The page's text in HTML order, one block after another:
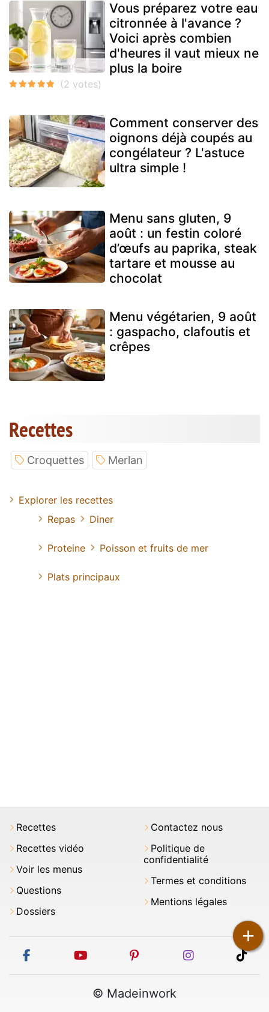
+
Vous préparez votre eau
citronnée à l'avance ?
Voici après combien
d'heures il vaut mieux ne
plus la boire
Comment conserver des
oignons déjà coupés au
congélateur ? L'astuce
ultra simple !
Menu sans gluten, 9
août : un festin coloré
d’œufs au paprika, steak
tartare et mousse au
chocolat
Menu végétarien, 9 août
: gaspacho, clafoutis et
crêpes
Recettes
Croquettes Merlan
Explorer les recettes
Repas
Diner
Proteine Poisson et fruits de mer
Plats principaux
Recettes
Recettes vidéo
Voir les menus
Questions
Dossiers
Contactez nous
Politique de
confidentialité
Termes et conditions
Mentions légales
facebook youtube pinterest instagram
© Madeinwork